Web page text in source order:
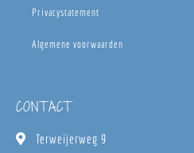
Privacystatement
Algemene voorwaarden
CONTACT
Terweijerweg 9